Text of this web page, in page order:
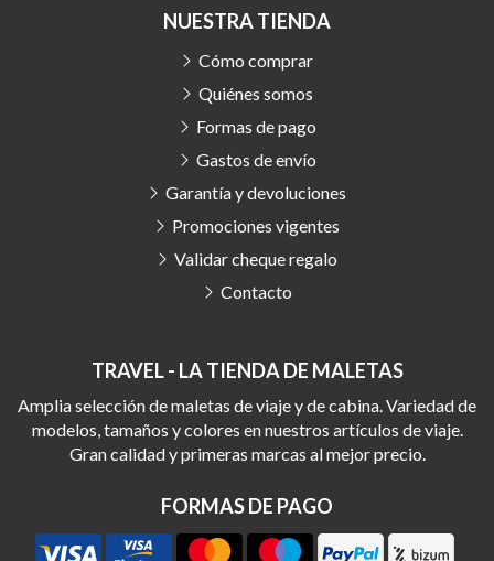
TRAVEL - LA TIENDA DE MALETAS
Amplia selección de maletas de viaje y de cabina. Variedad de
modelos, tamaños y colores en nuestros artículos de viaje.
Gran calidad y primeras marcas al mejor precio.
FORMAS DE PAGO
NUESTRA TIENDA
Cómo comprar
Quiénes somos
Formas de pago
Gastos de envío
Garantía y devoluciones
Promociones vigentes
Validar cheque regalo
Contacto